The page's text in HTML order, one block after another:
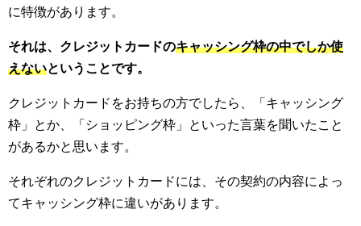
に特徴があります。
それは、クレジットカードのキャッシング枠の中でしか使
えないということです。
クレジットカードをお持ちの方でしたら、「キャッシング
枠」とか、「ショッピング枠」といった言葉を聞いたこと
があるかと思います。
それぞれのクレジットカードには、その契約の内容によっ
てキャッシング枠に違いがあります。